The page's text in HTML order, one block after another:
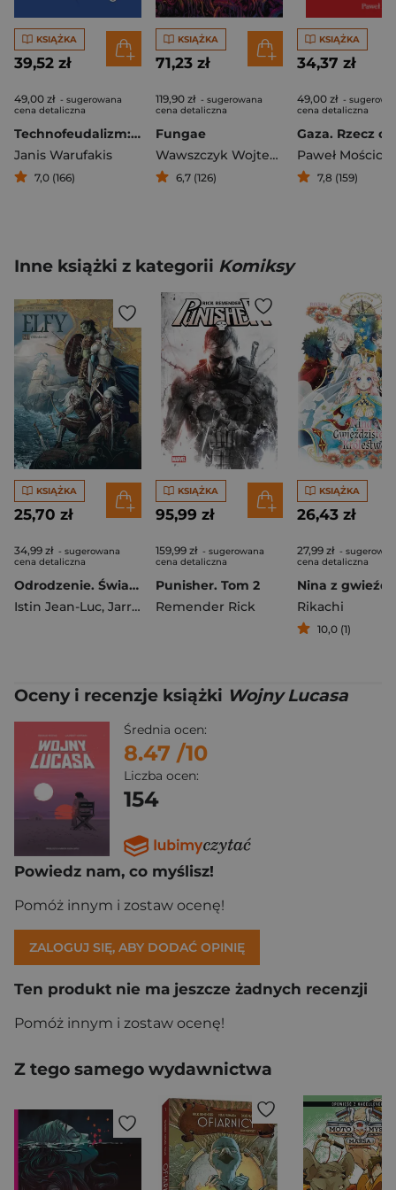
KSIĄŻKA
39,52 zł
49,00 zł - sugerowana
cena detaliczna
Technofeudalizm: co zabiło kapitalizm?
Janis Warufakis
7,0 (166)
KSIĄŻKA
71,23 zł
119,90 zł - sugerowana
cena detaliczna
Fungae
Wawszczyk Wojtek
Leśniak Tomasz
6,7 (126)
KSIĄŻKA
34,37 zł
49,00 zł -
cena detaliczna
Paweł Mościcki
7,8 (159)
Inne książki z kategorii Komiksy
KSIĄŻKA
25,70 zł
34,99 zł - sugerowana
cena detaliczna
Odrodzenie. Świat Akwilonu. Elfy. Tom 21
Istin Jean-Luc, Jarry Nicolas
KSIĄŻKA
95,99 zł
159,99 zł - sugerowana
cena detaliczna
Punisher. Tom 2
Remender Rick
KSIĄŻKA
26,43 zł
27,99 zł -
cena detaliczna
Rikachi
10,0 (1)
Oceny i recenzje książki Wojny Lucasa
Średnia ocen:
8.47 /10
Liczba ocen:
154
Powiedz nam, co myślisz!
Pomóż innym i zostaw ocenę!
ZALOGUJ SIĘ, ABY DODAĆ OPINIĘ
Ten produkt nie ma jeszcze żadnych recenzji
Pomóż innym i zostaw ocenę!
Z tego samego wydawnictwa